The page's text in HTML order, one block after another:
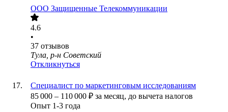
ООО Защищенные Телекоммуникации
4.6
•
37 отзывов
Тула, р-н Советский
Откликнуться
Специалист по маркетинговым исследованиям
85 000 – 110 000 ₽ за месяц, до вычета налогов
Опыт 1-3 года